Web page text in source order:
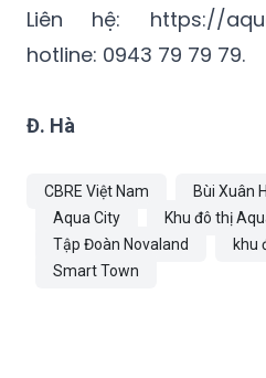
Liên hệ: https://
hotline: 0943 79 79 79.
Đ. Hà
CBRE Việt Nam Bùi Xuân
Aqua City
Khu đô thị
Tập Đoàn Novaland
khu
Smart Town